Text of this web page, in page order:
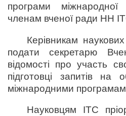
програми міжнародної
членам вченої ради НН
Керівникам
подати секретарю
відомості про участь
підготовці запитів на
міжнародними
Науковцям ІТС